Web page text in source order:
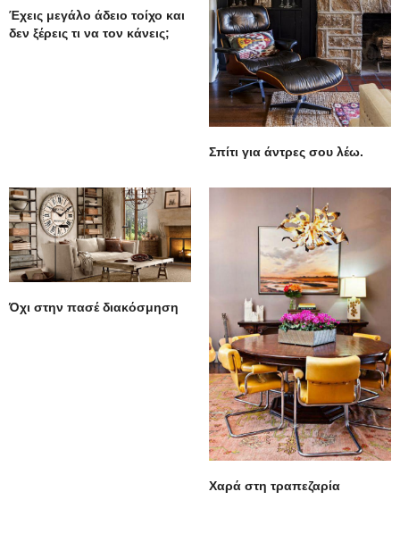
Έχεις μεγάλο άδειο τοίχο και
δεν ξέρεις τι να τον κάνεις;
Σπίτι για άντρες σου λέω.
Όχι στην πασέ διακόσμηση
Χαρά στη τραπεζαρία